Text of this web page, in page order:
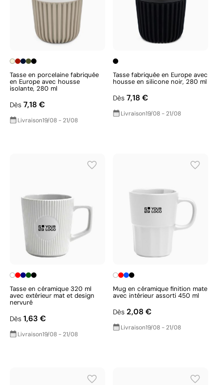
Tasse en porcelaine fabriquée
en Europe avec housse
isolante, 280 ml
Dès 7,18 €
Livraison19/08 - 21/08
Tasse fabriquée en Europe avec
housse en silicone noir, 280 ml
Dès 7,18 €
Livraison19/08 - 21/08
Tasse en céramique 320 ml
avec extérieur mat et design
nervuré
Dès 1,63 €
Livraison19/08 - 21/08
Mug en céramique finition mate
avec intérieur assorti 450 ml
Dès 2,08 €
Livraison19/08 - 21/08